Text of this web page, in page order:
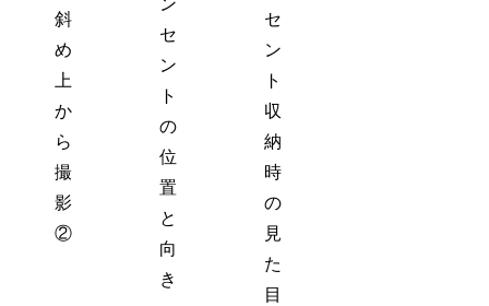
斜
め
上
か
ら
撮
影
②
ン
セ
ン
ト
の
位
置
と
向
き
セ
ン
ト
収
納
時
の
見
た
目